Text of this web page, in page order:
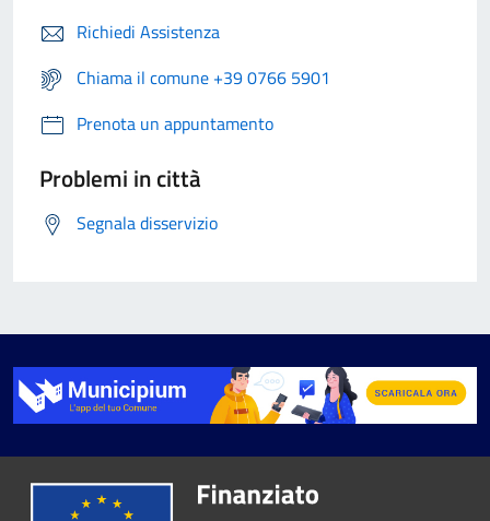
Richiedi Assistenza
Chiama il comune +39 0766 5901
Prenota un appuntamento
Problemi in città
Segnala disservizio